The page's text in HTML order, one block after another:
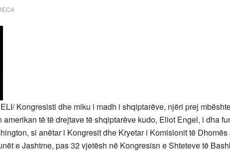
Kongresisti dhe miku i madh i shqiptarëve, njëri prej
të të drejtave të shqiptarëve kudo, Eliot Engel, i dha
si anëtar i Kongresit dhe Kryetar i Komisionit të Dhomës
e Jashtme, pas 32 vjetësh në Kongresisn e Shteteve të